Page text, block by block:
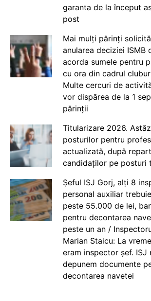
garanta de la început
post
Mai mulți părinți
anularea deciziei ISMB
acorda sumele pentru
cu ora din cadrul
Multe cercuri de
vor dispărea de la 1
părinții
Titularizare 2026.
posturilor pentru
actualizată, după
candidaților pe posturi
Șeful ISJ Gorj, alți 8
personal auxiliar
peste 55.000 de lei,
pentru decontarea
peste un an /
Marian Staicu: La
eram inspector șef. ISJ
depunem documente
decontarea navetei